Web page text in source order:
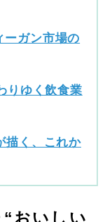
ーガン市場の
りゆく飲食業
描く、これか
おいしい